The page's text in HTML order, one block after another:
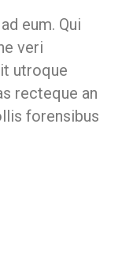
eum. Qui
veri
utroque
recteque an
forensibus